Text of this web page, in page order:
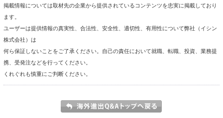
掲載情報については取材先の企業から提供されているコンテンツを忠実に掲載しており
ます。
ユーザーは提供情報の真実性、合法性、安全性、適切性、有用性について弊社（イシン
株式会社）は
何ら保証しないことをご了承ください。自己の責任において就職、転職、投資、業務提
携、受発注などを行ってください。
くれぐれも慎重にご判断ください。